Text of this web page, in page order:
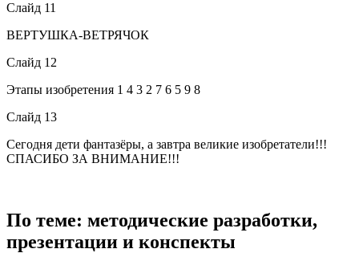
Слайд 11
ВЕРТУШКА-ВЕТРЯЧОК
Слайд 12
Этапы изобретения 1 4 3 2 7 6 5 9 8
Слайд 13
Сегодня дети фантазёры, а завтра великие изобретатели!!!
СПАСИБО ЗА ВНИМАНИЕ!!!
По теме: методические разработки,
презентации и конспекты